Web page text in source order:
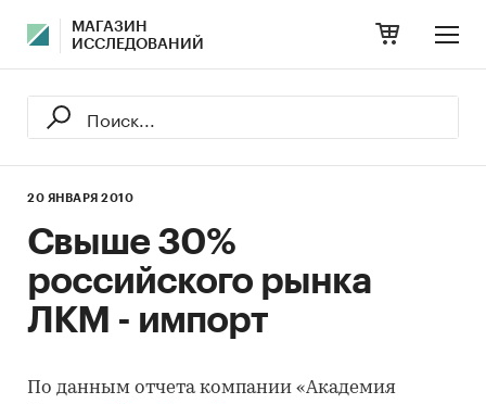
МАГАЗИН
ИССЛЕДОВАНИЙ
20 ЯНВАРЯ 2010
Свыше 30%
российского рынка
ЛКМ - импорт
По данным отчета компании «Академия